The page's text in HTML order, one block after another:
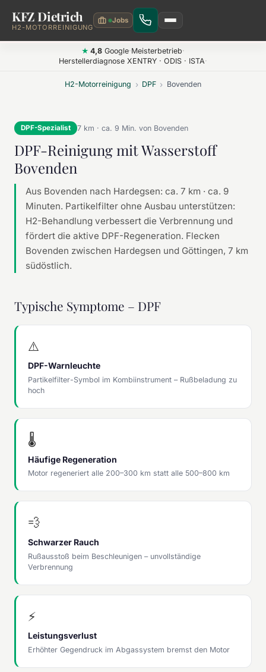
Zum Hauptinhalt springen
KFZ Dietrich
H2-MOTORREINIGUNG
★ 4,8Google·Meisterbetrieb·
Herstellerdiagnose XENTRY · ODIS · ISTA·
H2-Motorreinigung › DPF › Bovenden
DPF-Spezialist 7 km · ca. 9 Min. von Bovenden
DPF-Reinigung mit Wasserstoff
Bovenden
Aus Bovenden nach Hardegsen: ca. 7 km · ca. 9
Minuten. Partikelfilter ohne Ausbau unterstützen:
H2-Behandlung verbessert die Verbrennung und
fördert die aktive DPF-Regeneration. Flecken
Bovenden zwischen Hardegsen und Göttingen, 7 km
südöstlich.
Typische Symptome – DPF
⚠️
DPF-Warnleuchte
Partikelfilter-Symbol im Kombiinstrument – Rußbeladung zu
hoch
🌡️
Häufige Regeneration
Motor regeneriert alle 200–300 km statt alle 500–800 km
💨
Schwarzer Rauch
Rußausstoß beim Beschleunigen – unvollständige
Verbrennung
⚡
Leistungsverlust
Erhöhter Gegendruck im Abgassystem bremst den Motor